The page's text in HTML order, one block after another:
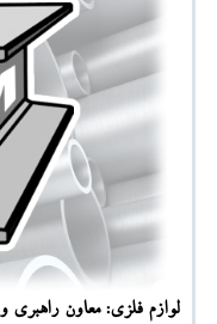
لوازم فلزی: معاون